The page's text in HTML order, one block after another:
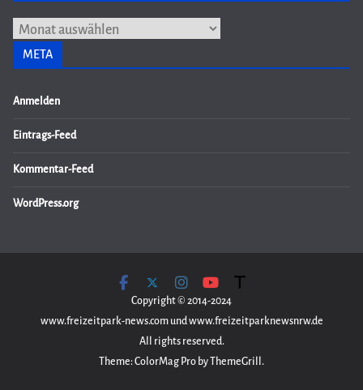
Archiv
META
Anmelden
Eintrags-Feed
Kommentar-Feed
WordPress.org
Copyright © 2014-2024
www.freizeitpark-news.com und www.freizeitparknewsnrw.de
All rights reserved.
Theme: ColorMag Pro by ThemeGrill.